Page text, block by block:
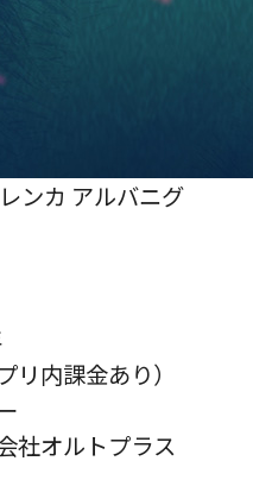
ンカ アルバニグ
内課金あり）
社オルトプラス